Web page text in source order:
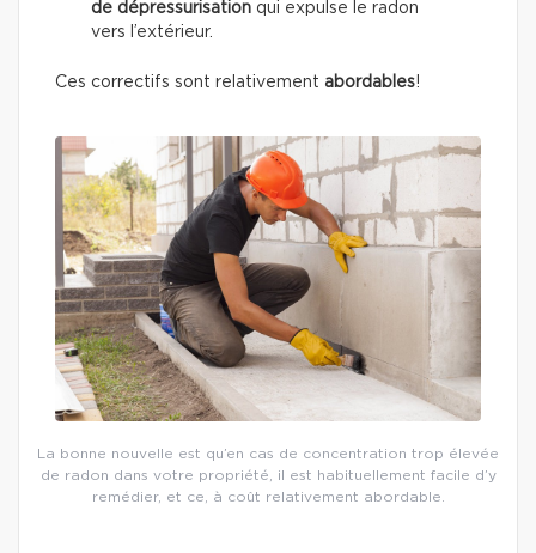
de dépressurisation qui expulse le radon
vers l’extérieur.
Ces correctifs sont relativement abordables!
La bonne nouvelle est qu’en cas de concentration trop élevée
de radon dans votre propriété, il est habituellement facile d’y
remédier, et ce, à coût relativement abordable.